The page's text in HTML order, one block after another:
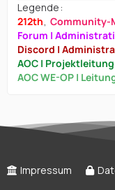
Legende
212th Community-
Forum |
Discord |
AOC | Projektleitung
AOC WE-OP |
Impressum